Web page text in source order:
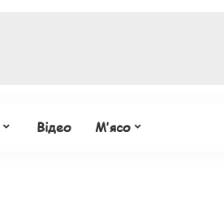
Відео М’ясо